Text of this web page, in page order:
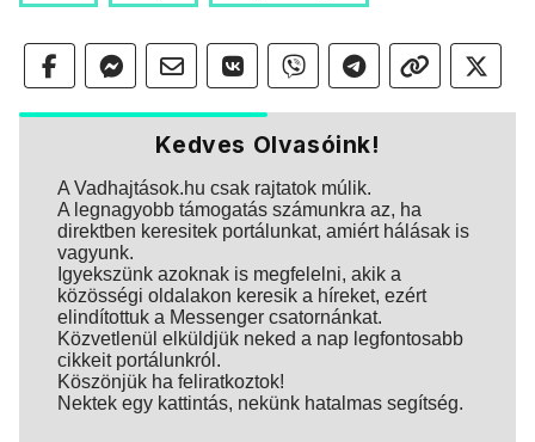
Kedves Olvasóink!
A Vadhajtások.hu csak rajtatok múlik.
A legnagyobb támogatás számunkra az, ha
direktben keresitek portálunkat, amiért hálásak is
vagyunk.
Igyekszünk azoknak is megfelelni, akik a
közösségi oldalakon keresik a híreket, ezért
elindítottuk a Messenger csatornánkat.
Közvetlenül elküldjük neked a nap legfontosabb
cikkeit portálunkról.
Köszönjük ha feliratkoztok!
Nektek egy kattintás, nekünk hatalmas segítség.